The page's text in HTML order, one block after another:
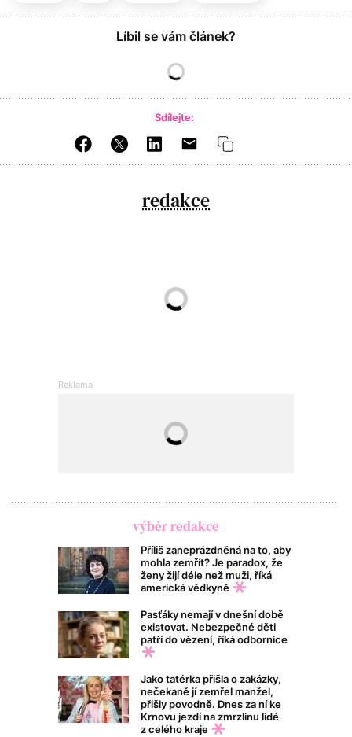
Líbil se vám článek?
Sdílejte:
redakce
výběr redakce
Příliš zaneprázdněná na to, aby
mohla zemřít? Je paradox, že
ženy žijí déle než muži, říká
americká vědkyně
Pasťáky nemají v dnešní době
existovat. Nebezpečné děti
patří do vězení, říká odbornice
Jako tatérka přišla o zakázky,
nečekaně jí zemřel manžel,
přišly povodně. Dnes za ní ke
Krnovu jezdí na zmrzlinu lidé
z celého kraje